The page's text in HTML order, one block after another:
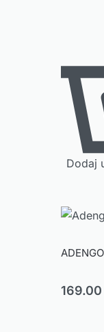
Dodaj
169.00